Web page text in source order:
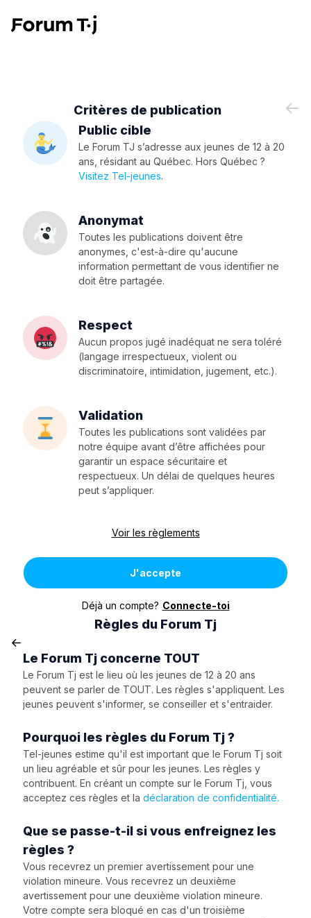
Critères de publication
Public cible
Le Forum TJ s’adresse aux jeunes de 12 à 20
ans, résidant au Québec. Hors Québec ?
Visitez Tel-jeunes.
Anonymat
Toutes les publications doivent être
anonymes, c'est-à-dire qu'aucune
information permettant de vous identifier ne
doit être partagée.
Respect
Aucun propos jugé inadéquat ne sera toléré
(langage irrespectueux, violent ou
discriminatoire, intimidation, jugement, etc.).
Validation
Toutes les publications sont validées par
notre équipe avant d’être affichées pour
garantir un espace sécuritaire et
respectueux. Un délai de quelques heures
peut s’appliquer.
Voir les règlements
J'accepte
Déjà un compte? Connecte-toi
Règles du Forum Tj
Le Forum Tj concerne TOUT
Le Forum Tj est le lieu où les jeunes de 12 à 20 ans
peuvent se parler de TOUT. Les règles s'appliquent. Les
jeunes peuvent s'informer, se conseiller et s'entraider.
Pourquoi les règles du Forum Tj ?
Tel-jeunes estime qu'il est important que le Forum Tj soit
un lieu agréable et sûr pour les jeunes. Les règles y
contribuent. En créant un compte sur le Forum Tj, vous
acceptez ces règles et la déclaration de confidentialité.
Que se passe-t-il si vous enfreignez les
règles ?
Vous recevrez un premier avertissement pour une
violation mineure. Vous recevrez un deuxième
avertissement pour une deuxième violation mineure.
Votre compte sera bloqué en cas d'un troisième